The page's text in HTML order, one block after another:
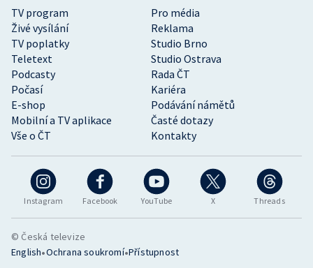
Instagram Facebook YouTube X Threads
TV program
Pro média
Živé vysílání
Reklama
TV poplatky
Studio Brno
Teletext
Studio Ostrava
Podcasty
Rada ČT
Počasí
Kariéra
E-shop
Podávání námětů
Mobilní a TV aplikace
Časté dotazy
Vše o ČT
Kontakty
© Česká televize
English•Ochrana soukromí•Přístupnost